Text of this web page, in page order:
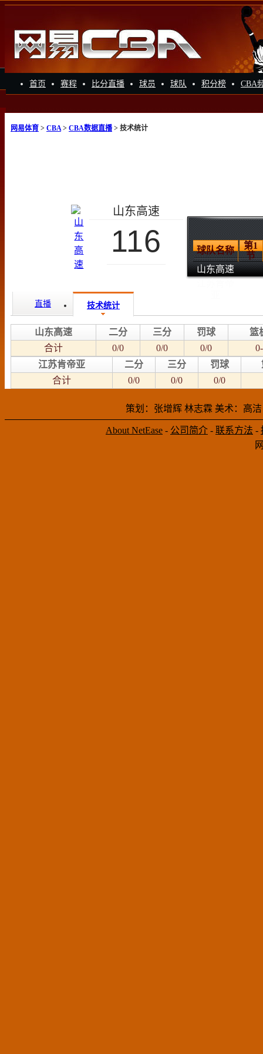
首页 赛程 比分直播 球员 球队 积分榜 CBA
网易体育 > CBA> CBA数据直播> 技术统计
山东高速
116 球队名称
第1
节
山东高速
直播 技术统计
山东高速 二分 三分 罚球
篮
合计
0/0 0/0 0/0
江苏肯帝亚
二分 三分 罚球
合计
0/0 0/0 0/0
策划：张增辉 林志霖 美术：高
About NetEase - 公司简介 - 联系方法 -